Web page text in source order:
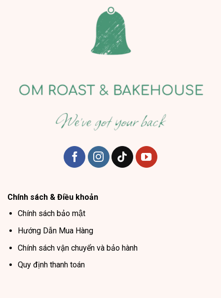
Chính sách & Điều khoản
Chính sách bảo mật
Hướng Dẫn Mua Hàng
Chính sách vận chuyển và bảo hành
Quy định thanh toán